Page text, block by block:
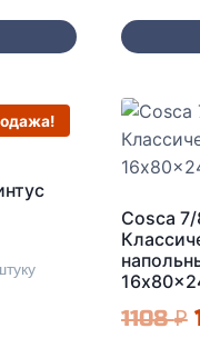
Cosca
1108₽